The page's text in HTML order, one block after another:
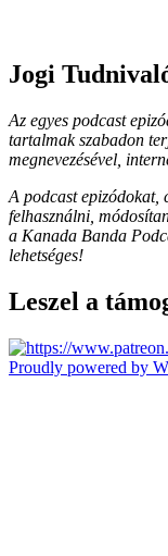
Jogi
Az egyes podcast
tartalmak szabadon
megnevezésével,
A podcast epizódokat,
felhasználni,
a Kanada Banda
lehetséges!
Leszel a
Proudly powered by